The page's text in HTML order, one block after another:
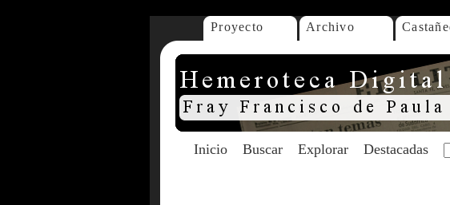
Proyecto Archivo
Inicio Buscar Explorar Destacadas